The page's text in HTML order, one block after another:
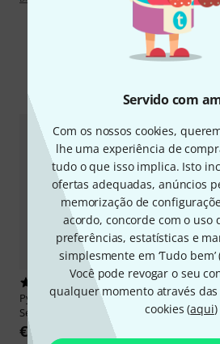
Servido com
Com os nossos cookies,
lhe uma experiência de
tudo o que isso implica. Isto
ofertas adequadas, anúncios
memorização de
acordo, concorde com o uso
preferências, estatísticas e
simplesmente em ‘Tudo bem’
Você pode revogar o seu
qualquer momento através
cookies (aqui)
PyramidPremium Oud Strings
Set 11Str.
€ 59
€ 57